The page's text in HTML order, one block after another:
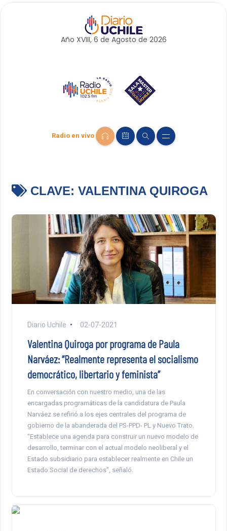
Año XVIII, 6 de Agosto de 2026
Radio en vivo
CLAVE: VALENTINA QUIROGA
Diario Uchile 02-07-2021
Valentina Quiroga por programa de Paula
Narváez: “Realmente representa el socialismo
democrático, libertario y feminista”
En conversación con nuestro medio, una de las
encargadas programáticas de la candidatura de Paula
Narváez se refirió a los ejes centrales del programa de
gobierno de la abanderada del PS-PPD- PL y Nuevo Trato.
“Establece una agenda para construir un nuevo modelo de
desarrollo, terminar con el actual modelo neoliberal y el
Estado subsidiario para establecer realmente en Chile un
Estado Social de derechos”, señaló.